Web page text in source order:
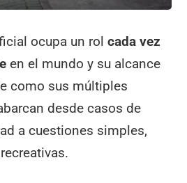
ocupa un rolcada vez
en el mundo y su alcance
como sus múltiples
desde casos de
a cuestiones simples,